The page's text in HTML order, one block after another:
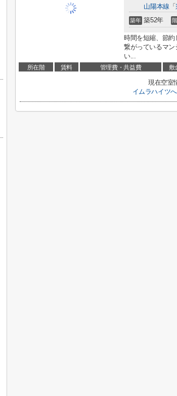
山陽本線 「
築年 築52年
時間を短縮、節
繋がっているマ
い...
所在階 賃料 管理費・共益費 敷
現在空室
イムラハイツ